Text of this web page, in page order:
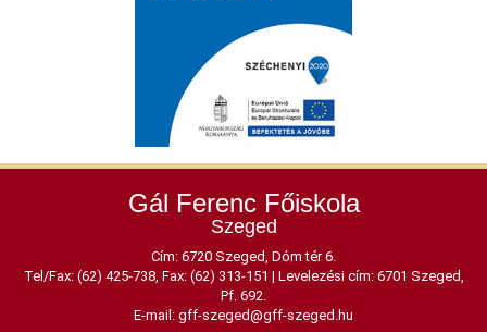
Gál Ferenc Főiskola
Szeged
Cím: 6720 Szeged, Dóm tér 6.
Tel/Fax: (62) 425-738, Fax: (62) 313-151 | Levelezési cím: 6701 Szeged,
Pf. 692.
E-mail: gff-szeged@gff-szeged.hu